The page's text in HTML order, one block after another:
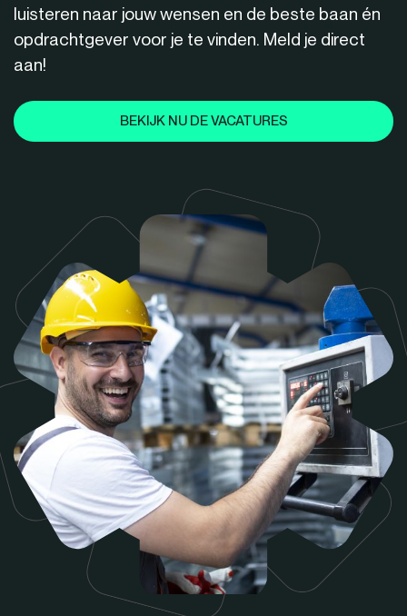
luisteren naar jouw wensen en de beste baan én
opdrachtgever voor je te vinden. Meld je direct
aan!
BEKIJK NU DE VACATURES